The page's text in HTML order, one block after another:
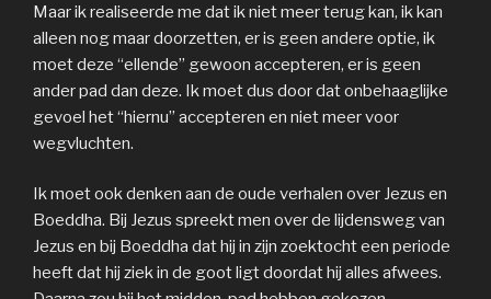
Maar ik realiseerde me dat ik niet meer terug kan, ik kan
alleen nog maar doorzetten, er is geen andere optie, ik
moet deze “ellende” gewoon accepteren, er is geen
ander pad dan deze. Ik moet dus door dat onbehaaglijke
gevoel het “hiernu” accepteren en niet meer voor
wegvluchten.
Ik moet ook denken aan de oude verhalen over Jezus en
Boeddha. Bij Jezus spreekt men over de lijdensweg van
Jezus en bij Boeddha dat hij in zijn zoektocht een periode
heeft dat hij ziek in de goot ligt doordat hij alles afwees.